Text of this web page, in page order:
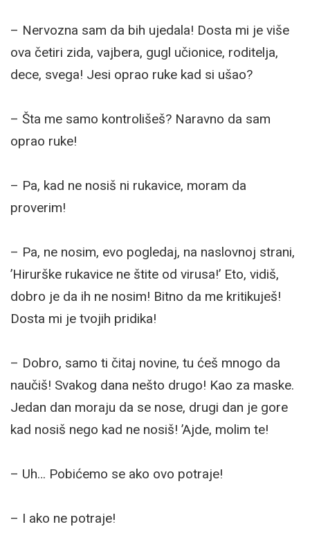
– Nervozna sam da bih ujedala! Dosta mi je više
ova četiri zida, vajbera, gugl učionice, roditelja,
dece, svega! Jesi oprao ruke kad si ušao?
– Šta me samo kontrolišeš? Naravno da sam
oprao ruke!
– Pa, kad ne nosiš ni rukavice, moram da
proverim!
– Pa, ne nosim, evo pogledaj, na naslovnoj strani,
’Hirurške rukavice ne štite od virusa!’ Eto, vidiš,
dobro je da ih ne nosim! Bitno da me kritikuješ!
Dosta mi je tvojih pridika!
– Dobro, samo ti čitaj novine, tu ćeš mnogo da
naučiš! Svakog dana nešto drugo! Kao za maske.
Jedan dan moraju da se nose, drugi dan je gore
kad nosiš nego kad ne nosiš! ’Ajde, molim te!
– Uh… Pobićemo se ako ovo potraje!
– I ako ne potraje!